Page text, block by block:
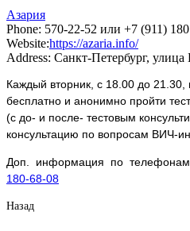
Азария
Phone: 570-22-52 или +7 (911)
Website:https://azaria.info/
Address: Санкт-Петербург,
Каждый вторник, с 18.00 до 21.30
бесплатно и анонимно пройти
(с до- и после- тестовым
консультацию по вопросам ВИЧ-
Доп. информация по
180-68-08
Назад